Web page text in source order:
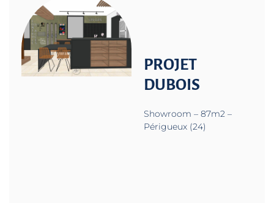
PROJET
DUBOIS
Showroom – 87m2 –
Périgueux (24)